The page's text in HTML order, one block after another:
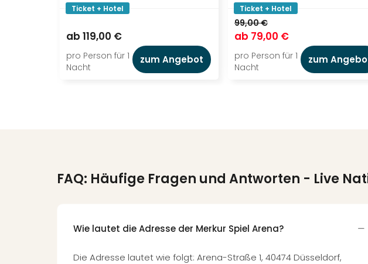
Ticket + Hotel
ab 119,00 €
pro Person für 1
Nacht
zum Angebot
Ticket + Hotel
99,00 €
ab 79,00 €
pro Person für 1
Nacht
zum
FAQ: Häufige Fragen und Antworten - Live
Wie lautet die Adresse der Merkur Spiel Arena?
Die Adresse lautet wie folgt: Arena-Straße 1, 40474 Düsseldorf,